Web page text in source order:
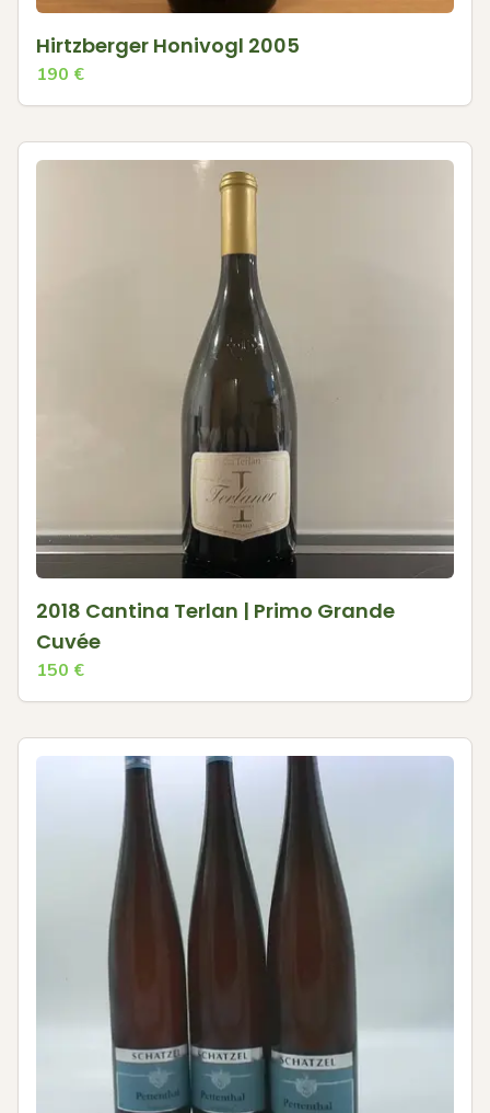
Hirtzberger Honivogl 2005
190 €
2018 Cantina Terlan | Primo Grande
Cuvée
150 €